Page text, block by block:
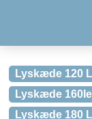
Lyskæde 120
Lyskæde
Lyskæde 180